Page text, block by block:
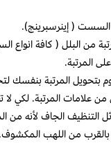
السست ( إينرسبرينج).
من البلل ( كافة انواع
المرتبة.
بتحويل المرتبة بنفسك
من علامات المرتبة. لكي
التنظيف الجاف لأنه من
بالقرب من اللهب المكشوف.